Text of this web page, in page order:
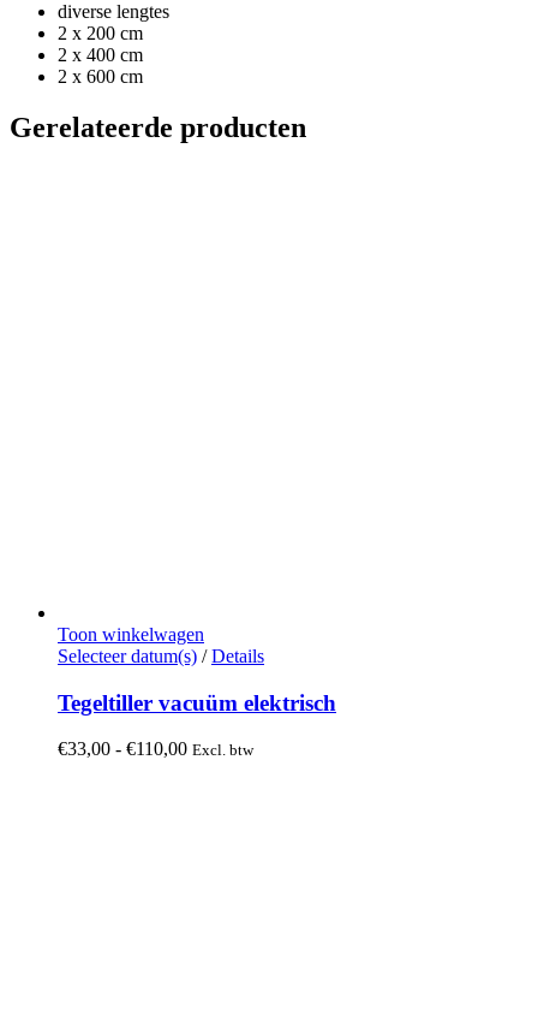
diverse lengtes
2 x 200 cm
2 x 400 cm
2 x 600 cm
Gerelateerde producten
Toon winkelwagen
Selecteer datum(s) Dit
heeft
meerdere
variaties.
/ Details
Tegeltiller vacuüm elektrisch
€33,00 - €110,00Prijsklasse:
Excl. btw